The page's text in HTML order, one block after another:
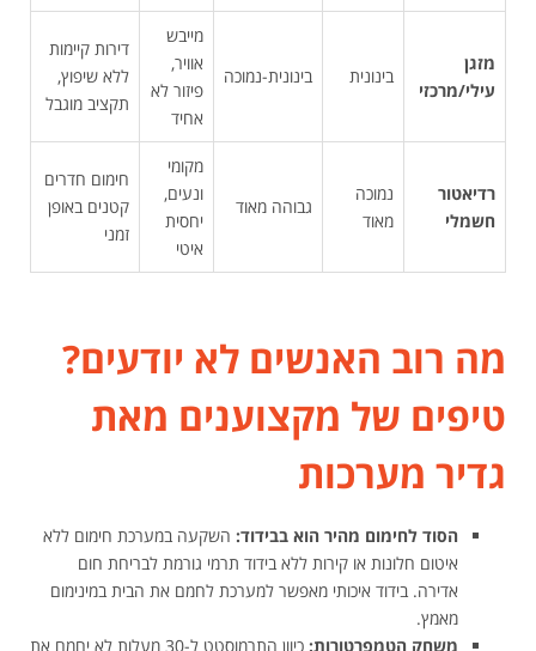
מזגן
עילי/מרכזי
בינונית בינונית-נמוכה
מייבש
אוויר,
פיזור לא
אחיד
דירות קיימות
ללא שיפוץ,
תקציב מוגבל
רדיאטור
חשמלי
נמוכה
מאוד
גבוהה מאוד
מקומי
ונעים,
יחסית
איטי
חימום חדרים
קטנים באופן
זמני
מה רוב האנשים לא יודעים?
טיפים של מקצוענים מאת
גדיר מערכות
הסוד לחימום מהיר הוא בבידוד: השקעה במערכת חימום ללא
איטום חלונות או קירות ללא בידוד תרמי גורמת לבריחת חום
אדירה. בידוד איכותי מאפשר למערכת לחמם את הבית במינימום
מאמץ.
משחק הטמפרטורות:
כיוון התרמוסטט ל-30 מעלות לא יחמם את